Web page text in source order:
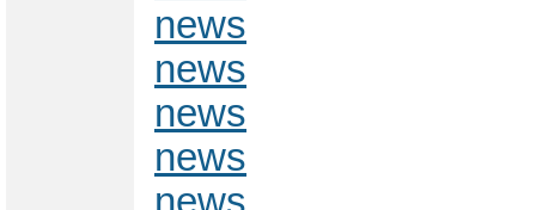
news
news
news
news
news